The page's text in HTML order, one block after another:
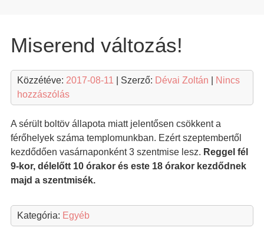
Miserend változás!
Közzétéve: 2017-08-11 | Szerző: Dévai Zoltán
Nincs
hozzászólás
A sérült boltöv állapota miatt jelentősen csökkent a
férőhelyek száma templomunkban. Ezért szeptembertől
kezdődően vasárnaponként 3 szentmise lesz. Reggel fél
9-kor, délelőtt 10 órakor és este 18 órakor kezdődnek
majd a szentmisék.
Kategória: Egyéb